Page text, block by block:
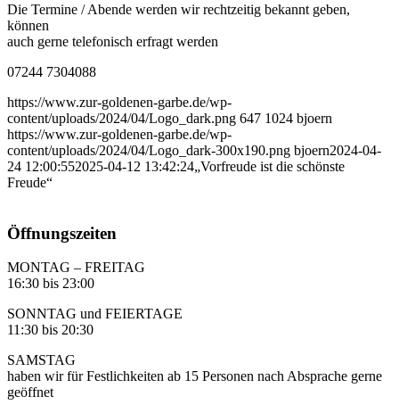
Die Termine / Abende werden wir rechtzeitig bekannt geben,
können
auch gerne telefonisch erfragt werden
07244 7304088
https://www.zur-goldenen-garbe.de/wp-
content/uploads/2024/04/Logo_dark.png 647 1024 bjoern
https://www.zur-goldenen-garbe.de/wp-
content/uploads/2024/04/Logo_dark-300x190.png bjoern2024-04-
24 12:00:552025-04-12 13:42:24„Vorfreude ist die schönste
Freude“
Öffnungszeiten
MONTAG – FREITAG
16:30 bis 23:00
SONNTAG und FEIERTAGE
11:30 bis 20:30
SAMSTAG
haben wir für Festlichkeiten ab 15 Personen nach Absprache gerne
geöffnet